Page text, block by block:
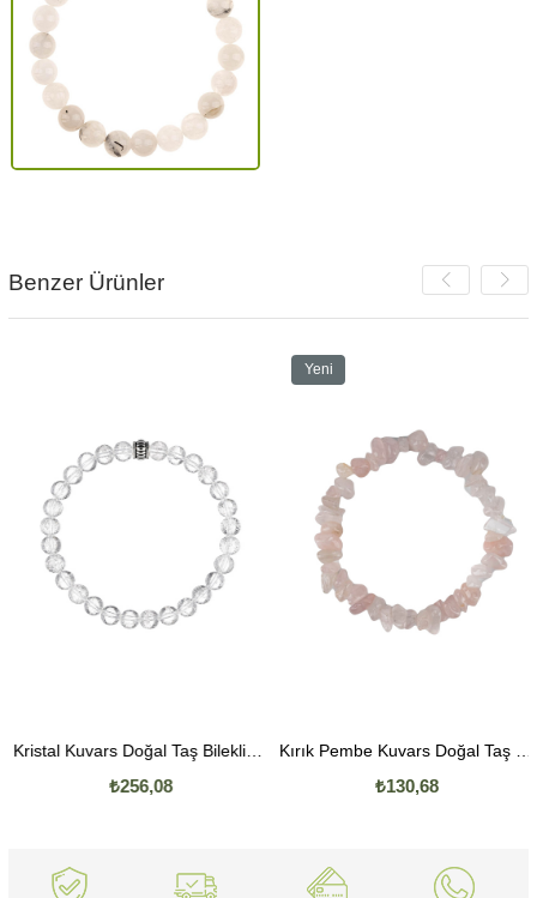
Benzer Ürünler
Kristal Kuvars Doğal Taş Bileklik (6mm Küre Kesim)
₺256,08 ₺130,68
Yeni